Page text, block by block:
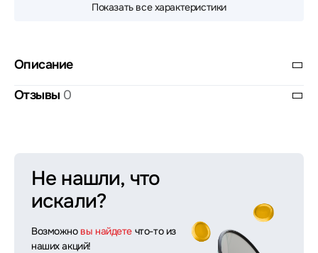
Показать все характеристики
Описание
Отзывы 0
Не нашли, что
искали?
Возможно вы найдете что-то из
наших акций!